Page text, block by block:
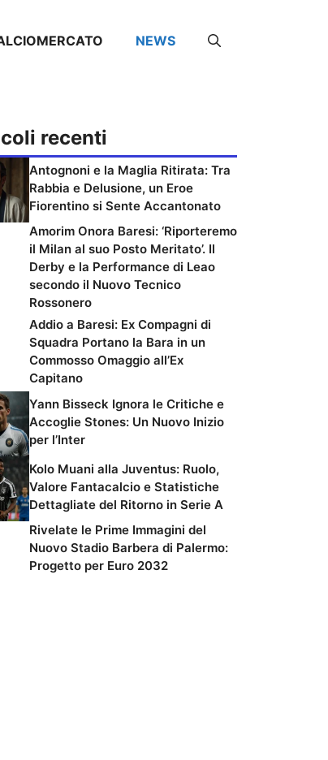
NEWS
recenti
Antognoni e la Maglia Ritirata: Tra
Rabbia e Delusione, un Eroe
Fiorentino si Sente Accantonato
Amorim Onora Baresi: ‘Riporteremo
il Milan al suo Posto Meritato’. Il
Derby e la Performance di Leao
secondo il Nuovo Tecnico
Rossonero
Addio a Baresi: Ex Compagni di
Squadra Portano la Bara in un
Commosso Omaggio all’Ex
Capitano
Yann Bisseck Ignora le Critiche e
Accoglie Stones: Un Nuovo Inizio
per l’Inter
Kolo Muani alla Juventus: Ruolo,
Valore Fantacalcio e Statistiche
Dettagliate del Ritorno in Serie A
Rivelate le Prime Immagini del
Nuovo Stadio Barbera di Palermo:
Progetto per Euro 2032